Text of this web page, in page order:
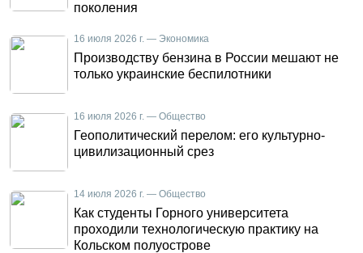
поколения
16 июля 2026 г. — Экономика
Производству бензина в России мешают не
только украинские беспилотники
16 июля 2026 г. — Общество
Геополитический перелом: его культурно-
цивилизационный срез
14 июля 2026 г. — Общество
Как студенты Горного университета
проходили технологическую практику на
Кольском полуострове